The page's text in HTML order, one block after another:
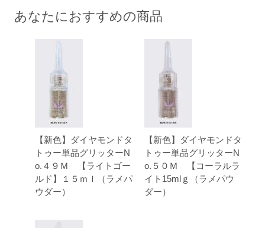
あなたにおすすめの商品
【新色】ダイヤモンドタ
トゥー単品グリッターN
o.４９Ｍ 【ライトゴー
ルド】１５ｍｌ（ラメパ
ウダー）
【新色】ダイヤモンドタ
トゥー単品グリッターN
o.５０Ｍ 【コーラルラ
イト15mlｇ（ラメパウ
ダー）